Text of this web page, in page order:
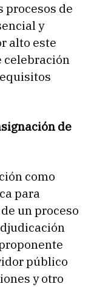
procesos de
y
alto este
celebración
de
como
para
un proceso
público
y otro